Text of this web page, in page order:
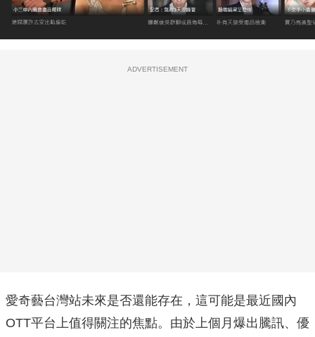
ADVERTISEMENT
愛奇藝台灣站未來是否還能存在，這可能是最近國內
OTT平台上值得關注的焦點。由於上個月爆出騰訊、優